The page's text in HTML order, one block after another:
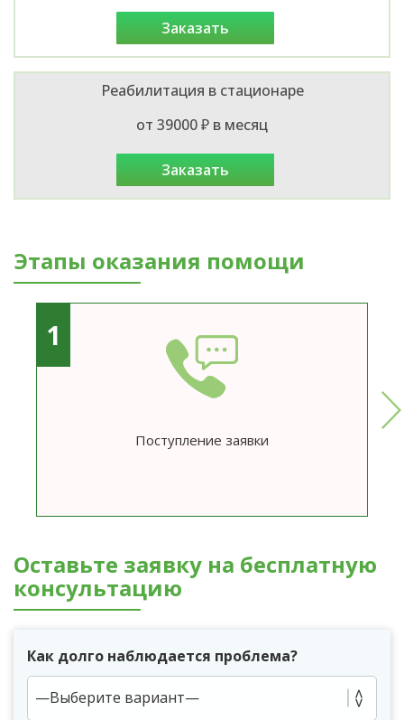
заказать
Реабилитация в стационаре
от 39000 ₽ в месяц
заказать
Этапы оказания помощи
1
Поступление заявки
Оставьте заявку на бесплатную
консультацию
Как долго наблюдается проблема?